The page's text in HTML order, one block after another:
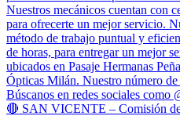
🔴 SAN VICENTE – Comisión